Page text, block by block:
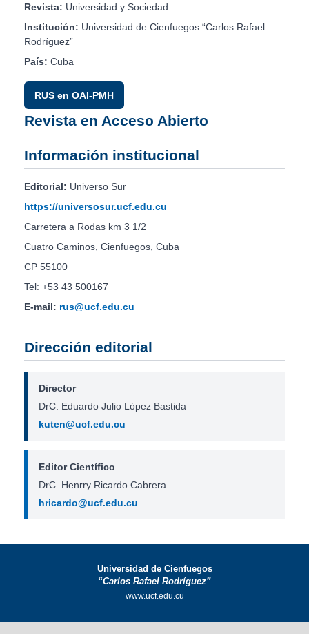
Revista: Universidad y Sociedad
Institución: Universidad de Cienfuegos “Carlos Rafael
Rodríguez”
País: Cuba
RUS en OAI-PMH
Revista en Acceso Abierto
Información institucional
Editorial: Universo Sur
https://universosur.ucf.edu.cu
Carretera a Rodas km 3 1/2
Cuatro Caminos, Cienfuegos, Cuba
CP 55100
Tel: +53 43 500167
E-mail: rus@ucf.edu.cu
Dirección editorial
Director
DrC. Eduardo Julio López Bastida
kuten@ucf.edu.cu
Editor Científico
DrC. Henrry Ricardo Cabrera
hricardo@ucf.edu.cu
Universidad de Cienfuegos
“Carlos Rafael Rodríguez”
www.ucf.edu.cu